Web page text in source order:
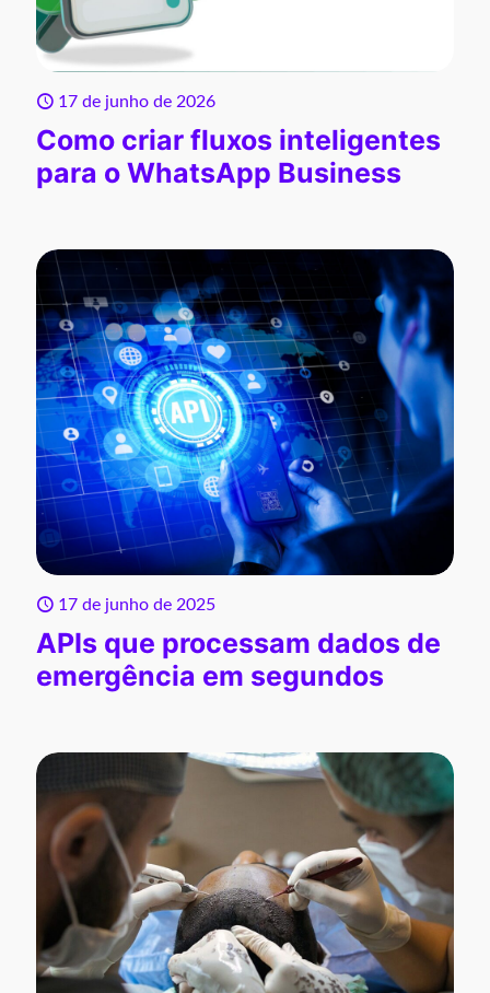
17 de junho de 2026
Como criar fluxos inteligentes
para o WhatsApp Business
17 de junho de 2025
APIs que processam dados de
emergência em segundos